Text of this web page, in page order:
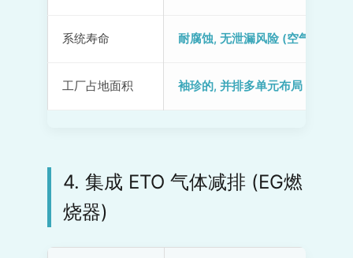
系统寿命 耐腐蚀, 无泄漏风险 (空气)
工厂占地面积 袖珍的, 并排多单元布局
4. 集成 ETO 气体减排 (EG燃
烧器)